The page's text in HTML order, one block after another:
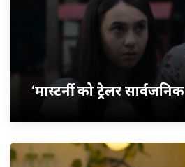
‘मास्टर्नी’ को ट्रेलर सार्वजनिक